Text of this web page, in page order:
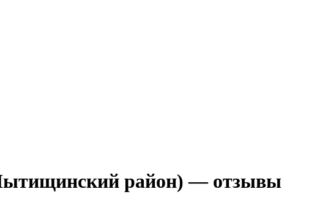
район) — отзывы